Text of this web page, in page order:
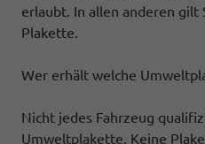
erlaubt. In allen anderen gilt
Plakette.
Wer erhält welche
Nicht jedes Fahrzeug
Umweltplakette. Keine